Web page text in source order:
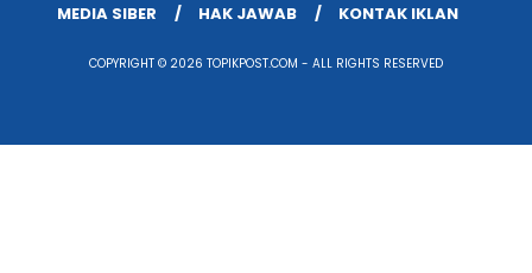
MEDIA SIBER
HAK JAWAB KONTAK IKLAN
COPYRIGHT © 2026 TOPIKPOST.COM - ALL RIGHTS RESERVED